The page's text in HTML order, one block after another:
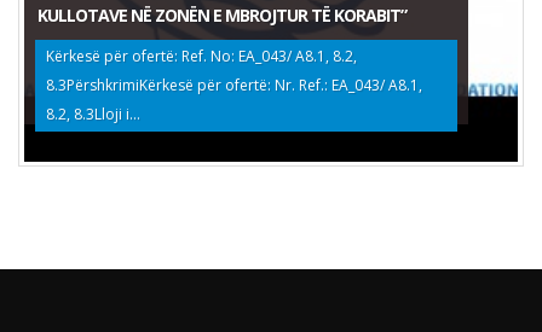
KULLOTAVE NË ZONËN E MBROJTUR TË KORABIT”
Kërkesë për ofertë: Ref. No: EA_043/ A8.1, 8.2,
8.3PërshkrimiKërkesë për ofertë: Nr. Ref.: EA_043/ A8.1,
8.2, 8.3Lloji i...